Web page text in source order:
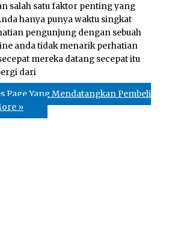
salah satu faktor penting yang
hanya punya waktu singkat
pengunjung dengan sebuah
anda tidak menarik perhatian
mereka datang secepat itu
dari
Page Yang Mendatangkan Pembeli
»